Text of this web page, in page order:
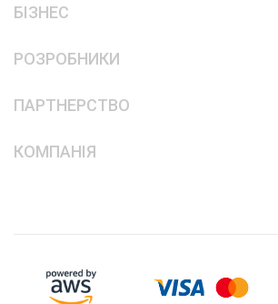
БІЗНЕС
РОЗРОБНИКИ
ПАРТНЕРСТВО
КОМПАНІЯ